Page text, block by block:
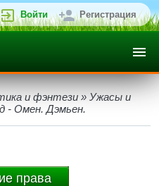
Войти Регистрация
и фэнтези » Ужасы и
- Омен. Дэмьен.
права